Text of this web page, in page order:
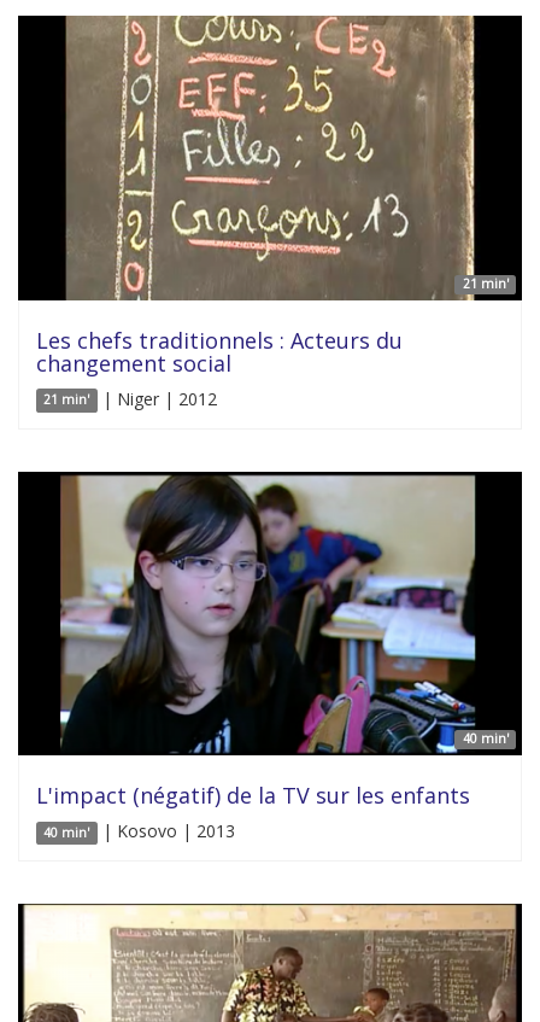
21 min'
Les chefs traditionnels : Acteurs du
changement social
21 min' | Niger | 2012
40 min'
L'impact (négatif) de la TV sur les enfants
40 min' | Kosovo | 2013